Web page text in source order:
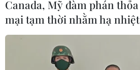
#tín ngưỡng dân gian
#linh hồn
Quảng Nam
Canada, Mỹ đàm phán
mại tạm thời nhằm hạ